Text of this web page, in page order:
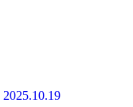
2025.10.19